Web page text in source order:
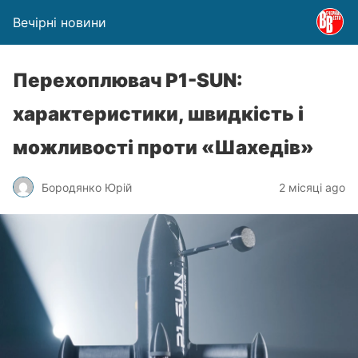
Вечірні новини
Перехоплювач P1-SUN:
характеристики, швидкість і
можливості проти «Шахедів»
Бородянко Юрій 2 місяці ago